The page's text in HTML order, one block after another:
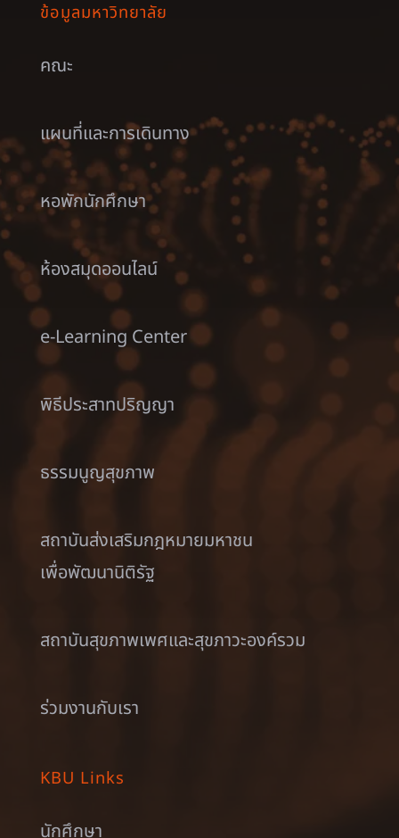
ข้อมูลมหาวิทยาลัย
คณะ
แผนที่และการเดินทาง
หอพักนักศึกษา
ห้องสมุดออนไลน์
e-Learning Center
พิธีประสาทปริญญา
ธรรมนูญสุขภาพ
สถาบันส่งเสริมกฎหมายมหาชน
เพื่อพัฒนานิติรัฐ
สถาบันสุขภาพเพศและสุขภาวะองค์รวม
ร่วมงานกับเรา
KBU Links
นักศึกษา